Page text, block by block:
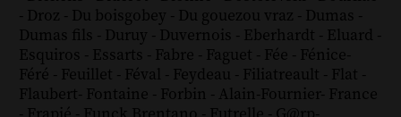
- Droz - Du boisgobey - Du gouezou vraz - Dumas -
Dumas fils - Duruy - Duvernois - Eberhardt - Eluard -
Esquiros - Essarts - Fabre - Faguet - Fée - Fénice-
Féré - Feuillet - Féval - Feydeau - Filiatreault - Flat -
Flaubert- Fontaine - Forbin - Alain-Fournier- France